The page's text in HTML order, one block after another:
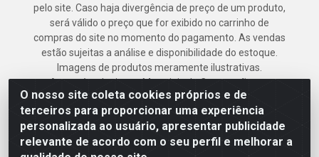
O nosso site coleta cookies próprios e de
terceiros para proporcionar uma experiência
personalizada ao usuário, apresentar publicidade
relevante de acordo com o seu perfil e melhorar a
pelo site. Caso haja divergência de preço de um produto,
será válido o preço que for exibido no carrinho de
compras do site no momento do pagamento. As vendas
estão sujeitas a análise e disponibilidade do estoque.
Imagens de produtos meramente ilustrativas.
Armazém Jenipapo Materiais de Construção em
Geral LTDA - Rua das Flores, 2691 - Guabiraba,
Recife/PE - CEP 52.291-630 - CNPJ
41.097.379/0001-